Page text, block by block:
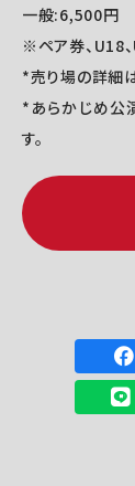
一般:6,500円
※ペア券、U18
*売り場の詳細
*あらかじめ公
す。